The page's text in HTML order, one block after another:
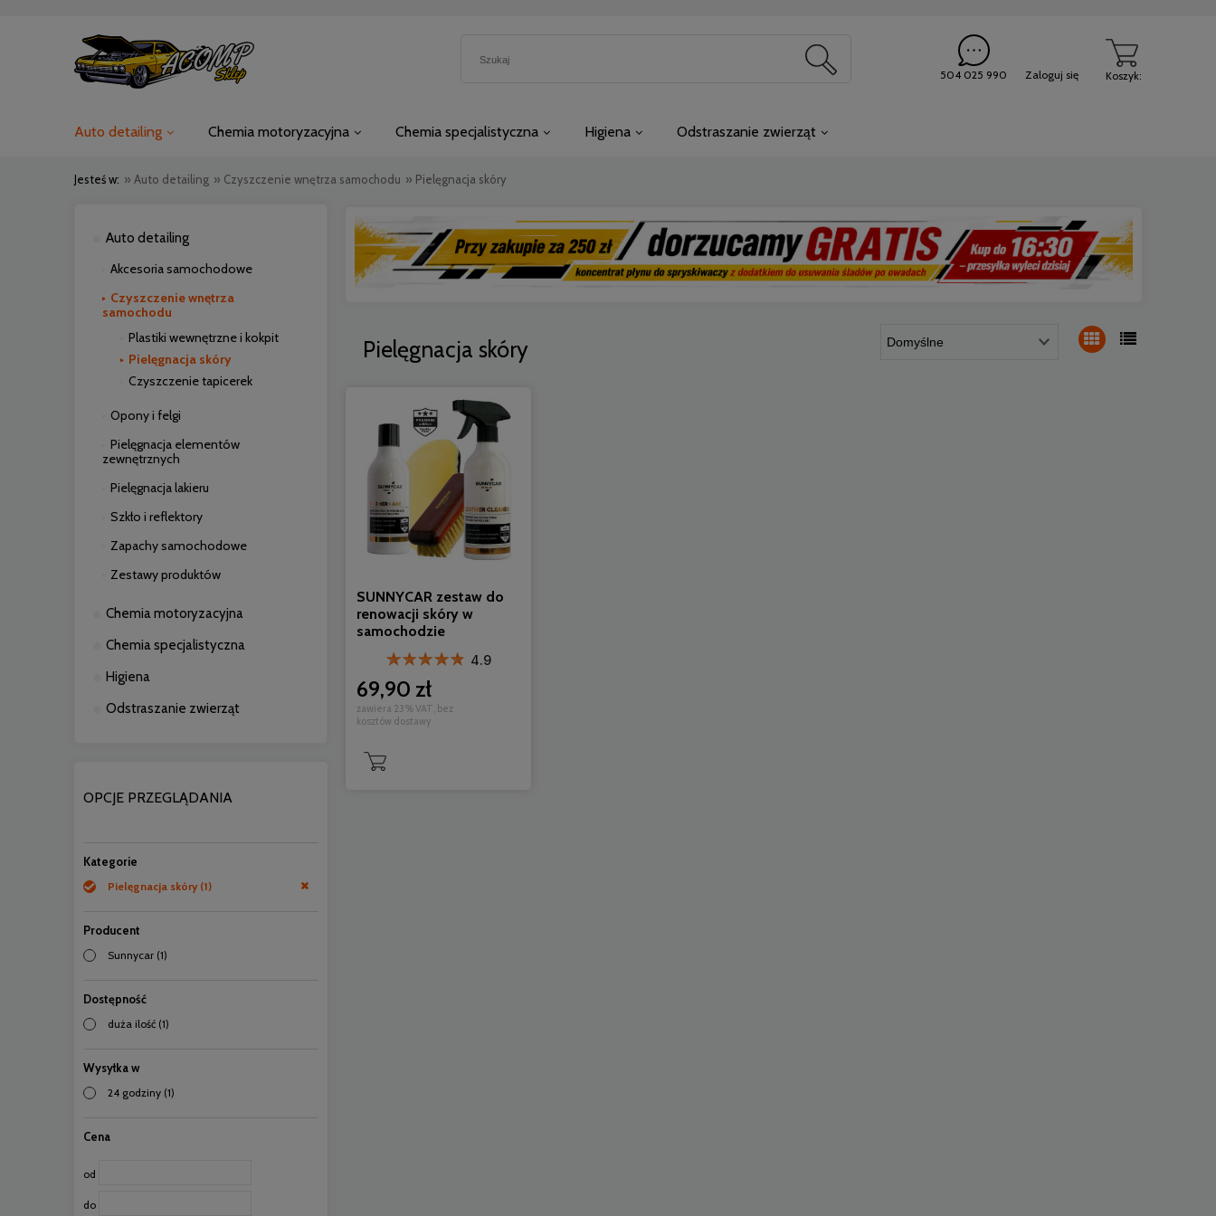
Koszyk:
504 025 990 Zaloguj się
Auto detailing Chemia motoryzacyjna Chemia specjalistyczna Higiena Odstraszanie zwierząt
Jesteś w: » Auto detailing » Czyszczenie wnętrza samochodu » Pielęgnacja skóry
Auto detailing
Akcesoria samochodowe
Czyszczenie wnętrza
samochodu
Plastiki wewnętrzne i kokpit
Pielęgnacja skóry
Czyszczenie tapicerek
Opony i felgi
Pielęgnacja elementów
zewnętrznych
Pielęgnacja lakieru
Szkło i reflektory
Zapachy samochodowe
Zestawy produktów
Chemia motoryzacyjna
Chemia specjalistyczna
Higiena
Odstraszanie zwierząt
OPCJE PRZEGLĄDANIA
Kategorie
Pielęgnacja skóry (1)
Producent
Sunnycar (1)
Dostępność
duża ilość (1)
Wysyłka w
24 godziny (1)
Cena
od
do
Pielęgnacja skóry
SUNNYCAR zestaw do
renowacji skóry w
samochodzie
4.9
69,90 zł
zawiera 23% VAT, bez
kosztów dostawy